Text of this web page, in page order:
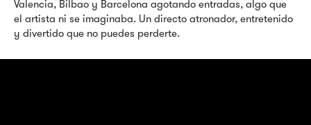
Valencia, Bilbao y Barcelona agotando entradas, algo que
el artista ni se imaginaba. Un directo atronador, entretenido
y divertido que no puedes perderte.